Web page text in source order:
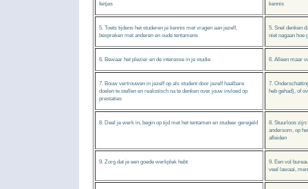
feitjes
kennis
5. Toets tijdens het studeren je kennis met vragen aan jezelf,
bespreken met anderen en oude tentamens
5. Snel denken
niet nagaan hoe
6. Bewaar het plezier en de interesse in je studie 6. Alleen maar
7. Bouw vertrouwen in jezelf op als student door jezelf haalbare
doelen te stellen en realistisch na te denken over jouw invloed op
prestaties
7.
heb gehad), of
8. Deel je werk in, begin op tijd met het tentamen en studeer geregeld
8. Stuurloos
andersom, op
afleiden
9. Zorg dat je een goede werkplek hebt
9. Een vol
veel lawaai,